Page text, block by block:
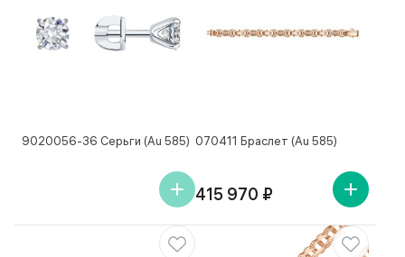
9020056-36 Серьги (Au 585) 070411 Браслет (Au 585)
415 970 ₽